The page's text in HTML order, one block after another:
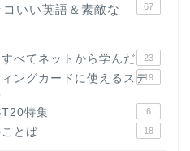
いい英語＆素敵な
67
べてネットから学んだ 23
ングカードに使えるステ19
特集 6
とば 18